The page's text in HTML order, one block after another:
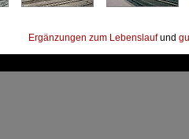
Ergänzungen zum Lebenslaufund